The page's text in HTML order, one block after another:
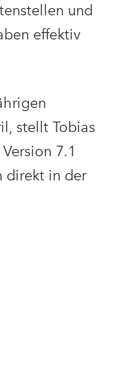
und
effektiv
stellt Tobias
7.1
direkt in der